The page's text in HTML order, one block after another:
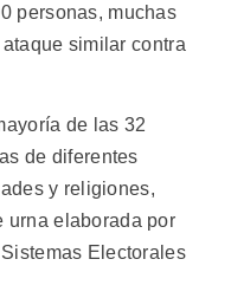
personas, muchas
similar contra
de las 32
de diferentes
y religiones,
urna elaborada por
Electorales